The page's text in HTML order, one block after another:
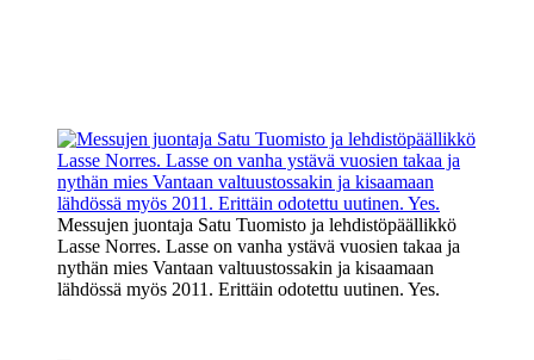
Messujen juontaja Satu Tuomisto ja lehdistöpäällikkö
Lasse Norres. Lasse on vanha ystävä vuosien takaa ja
nythän mies Vantaan valtuustossakin ja kisaamaan
lähdössä myös 2011. Erittäin odotettu uutinen. Yes.